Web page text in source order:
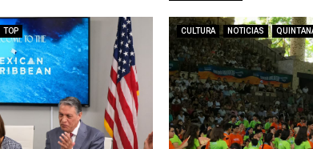
TOP CULTURA NOTICIAS